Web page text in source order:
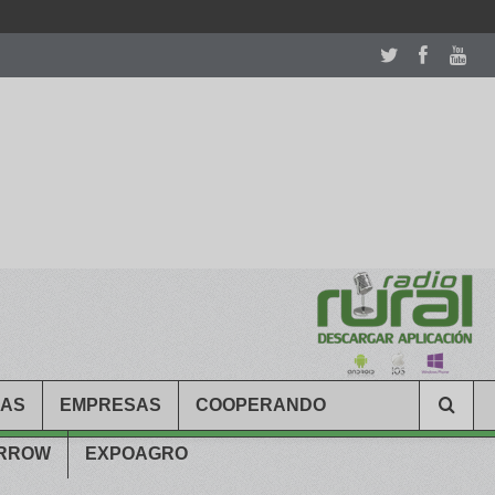
EMPRESAS COOPERANDO
EXPOAGRO